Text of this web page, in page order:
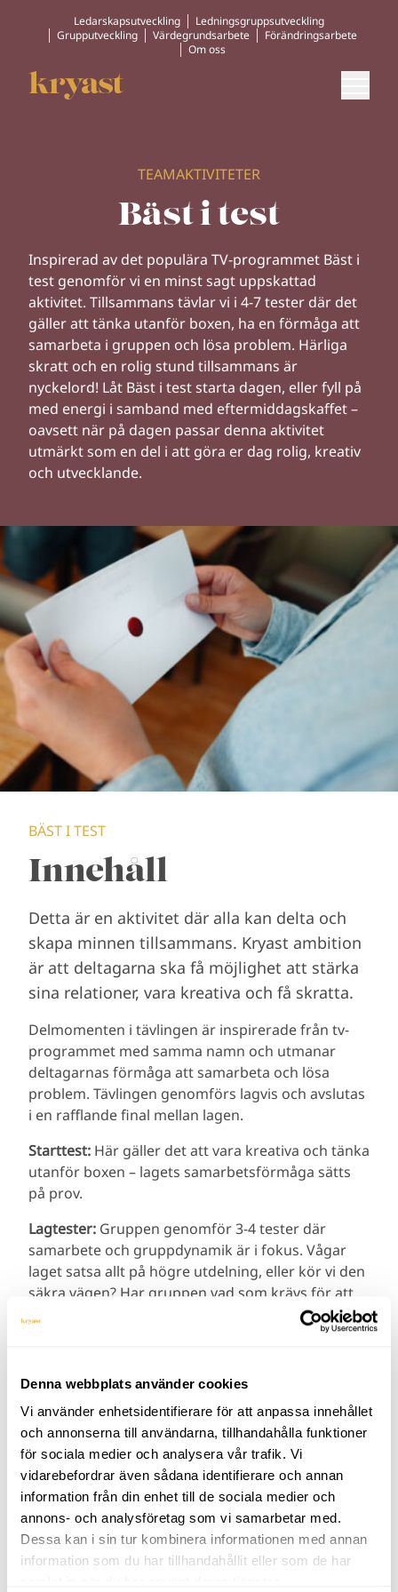
Denna webbplats använder cookies
Vi använder enhetsidentifierare för att anpassa innehållet
och annonserna till användarna, tillhandahålla funktioner
för sociala medier och analysera vår trafik. Vi
vidarebefordrar även sådana identifierare och annan
information från din enhet till de sociala medier och
annons- och analysföretag som vi samarbetar med.
Dessa kan i sin tur kombinera informationen med annan
information som du har tillhandahållit eller som de har
Ledarskapsutveckling
Ledningsgruppsutveckling
Grupputveckling
Värdegrundsarbete
Förändringsarbete
Om oss
TEAMAKTIVITETER
Bäst i test
Inspirerad av det populära TV-programmet Bäst i
test genomför vi en minst sagt uppskattad
aktivitet. Tillsammans tävlar vi i 4-7 tester där det
gäller atttänka utanför boxen, ha en förmåga att
samarbeta i gruppen och lösa problem. Härliga
skratt och en rolig stund tillsammans är
nyckelord! Låt Bäst i test starta dagen, eller fyll på
med energi i samband med eftermiddagskaffet –
oavsett när på dagen passar denna aktivitet
utmärkt som en del i att göra er dag rolig, kreativ
och utvecklande.
BÄST I TEST
Innehåll
Detta är en aktivitet där alla kan delta och
skapa minnen tillsammans. Kryast ambition
är att deltagarna ska få möjlighet att stärka
sina relationer, vara kreativa och få skratta.
Delmomenten i tävlingen är inspirerade från tv-
programmet med samma namn och utmanar
deltagarnas förmåga att samarbeta och lösa
problem. Tävlingen genomförs lagvis och avslutas
i en rafflande final mellan lagen.
Starttest: Här gäller det att vara kreativa och tänka
utanför boxen – lagets samarbetsförmåga sätts
på prov.
Lagtester: Gruppen genomför 3-4 tester där
samarbete och gruppdynamik är i fokus. Vågar
laget satsa allt på högre utdelning, eller kör vi den
säkra vägen? Har gruppen vad som krävs för att
lösa uppgiften och vilket lag löser testet bäst?
hem med det fina priset?
Praktiskt
Tid:60 till 120 min
Plats:Inomhus eller utomhus